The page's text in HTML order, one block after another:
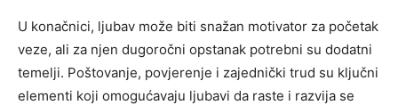
U konačnici, ljubav može biti snažan motivator za početak
veze, ali za njen dugoročni opstanak potrebni su dodatni
temelji. Poštovanje, povjerenje i zajednički trud su ključni
elementi koji omogućavaju ljubavi da raste i razvija se